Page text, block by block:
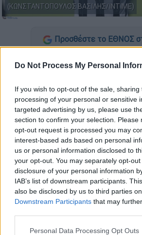
Do Not Process My Personal
If you wish to opt-out of the sale,
processing of your personal or sensitive
targeted advertising by us, please use
section to confirm your selection. Please
opt-out request is processed you may
interest-based ads based on personal
us or personal information disclosed to
your opt-out. You may separately opt-
disclosure of your personal information
IAB’s list of downstream participants.
also be disclosed by us to third parties
Downstream Participants that may
Please note that this website/app uses
Personal Data Processing Opt Outs
(ΚΩΝΣΤΑΝΤΟΠΟΥΛΟΣ ΒΑΣΙΛΗΣ/INTIME)
Προσθέστε το ΕΘΝΟΣ
Η αντίστροφη μέτρηση
Βιεϊρίνια , με τη φανέλα του
στέλνει μήνυμα στον κόσμο
«Δικεφάλου»για το
απέναντι στην ΑΕΚ.
ΔΙΑΒΑΣΤΕ ΕΠΙΣΗΣ
Αθλητισμός|04.05.2025 22:00
Ολυμπιακός - ΠΑΟΚ 4-2:
Ερυθρόλευκων με
Δικεφάλου!